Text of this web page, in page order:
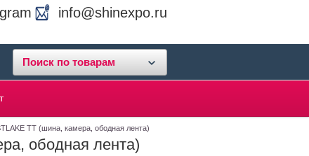
info@shinexpo.ru
Поиск по товарам
TT (шина, камера, ободная лента)
ободная лента)